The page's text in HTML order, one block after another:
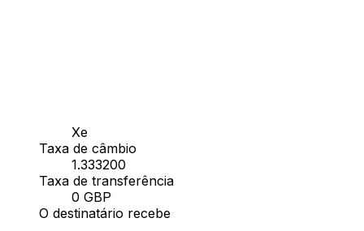
Xe
Taxa de câmbio
1.333200
Taxa de transferência
0 GBP
O destinatário recebe